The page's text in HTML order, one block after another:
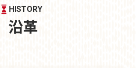
HISTORY
沿革